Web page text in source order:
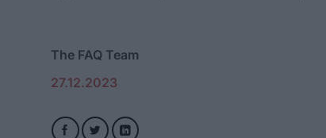
The FAQ Team
27.12.2023